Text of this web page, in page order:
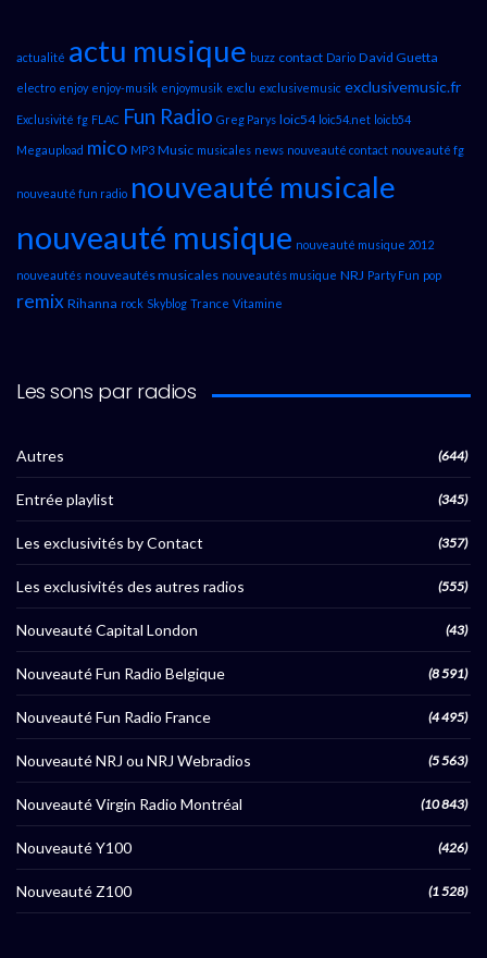
actualité actu musique buzz contact Dario David Guetta
electro enjoy enjoy-musik enjoymusik exclu exclusivemusic exclusivemusic.fr
Exclusivité fg FLAC Fun Radio Greg Parys loic54 loic54.net loicb54
Megaupload mico MP3 Music musicales news nouveauté contact nouveauté fg
nouveauté fun radio nouveauté musicale
nouveauté musique nouveauté musique 2012
nouveautés nouveautés musicales nouveautés musique NRJ Party Fun pop
remix Rihanna rock Skyblog Trance Vitamine
Les sons par radios
Autres (644)
Entrée playlist (345)
Les exclusivités by Contact (357)
Les exclusivités des autres radios (555)
Nouveauté Capital London (43)
Nouveauté Fun Radio Belgique (8 591)
Nouveauté Fun Radio France (4 495)
Nouveauté NRJ ou NRJ Webradios (5 563)
Nouveauté Virgin Radio Montréal (10 843)
Nouveauté Y100 (426)
Nouveauté Z100 (1 528)